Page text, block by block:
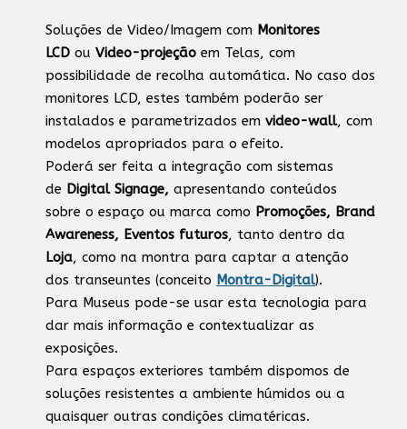
Soluções de Video/Imagem com Monitores
LCD ou Video-projeção em Telas, com
possibilidade de recolha automática. No caso dos
monitores LCD, estes também poderão ser
instalados e parametrizados em video-wall, com
modelos apropriados para o efeito.
Poderá ser feita a integração com sistemas
de Digital Signage, apresentando conteúdos
sobre o espaço ou marca como Promoções, Brand
Awareness, Eventos futuros, tanto dentro da
Loja, como na montra para captar a atenção
dos transeuntes (conceito Montra-Digital).
Para Museus pode-se usar esta tecnologia para
dar mais informação e contextualizar as
exposições.
Para espaços exteriores também dispomos de
soluções resistentes a ambiente húmidos ou a
quaisquer outras condições climatéricas.